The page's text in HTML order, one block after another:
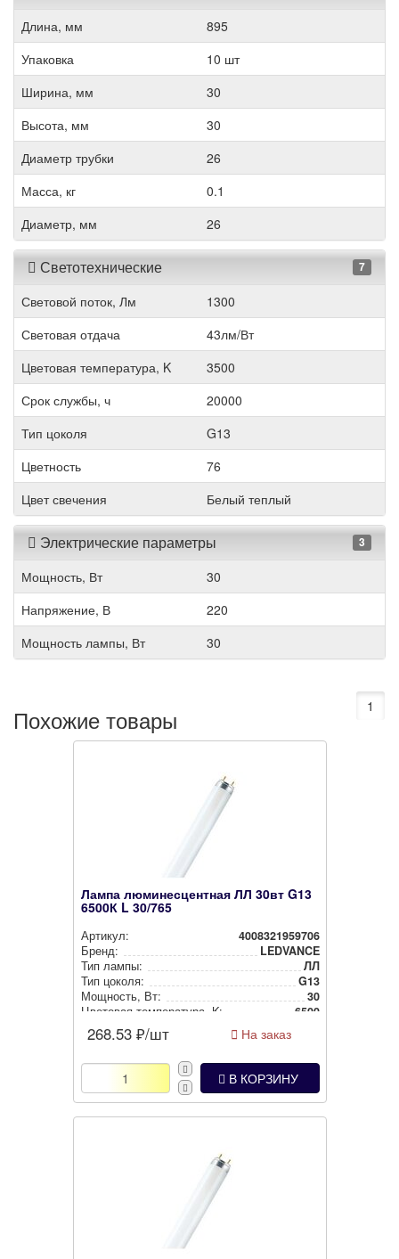
Длина, мм
895
Упаковка
10 шт
Ширина, мм
30
Высота, мм
30
Диаметр трубки
26
Масса, кг
0.1
Диаметр, мм
26
Светотехнические 7
Световой поток, Лм
1300
Световая отдача
43лм/Вт
Цветовая температура, K
3500
Срок службы, ч
20000
Тип цоколя
G13
Цветность
76
Цвет свечения
Белый теплый
Электрические параметры 3
Мощность, Вт
30
Напряжение, В
220
Мощность лампы, Вт
30
Похожие товары 1
Лампа люминесцентная ЛЛ 30вт G13
6500К L 30/765
Артикул:
4008321959706
Бренд:
LEDVANCE
Тип лампы:
ЛЛ
Тип цоколя:
G13
Мощность, Вт:
30
Цветовая тем­пе­ра­ту­ра, K:
6500
268.53 ₽/шт На заказ
В КОРЗИНУ